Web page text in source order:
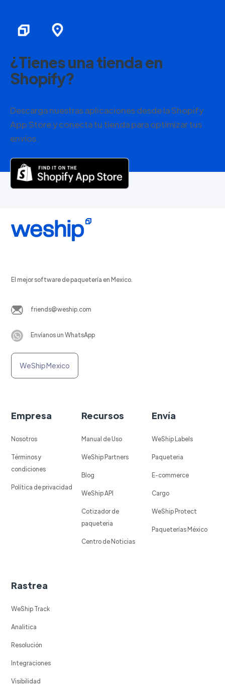
¿Tienes una tienda en
Shopify?
Descarga nuestras aplicaciones desde la Shopify
App Store y conecta tu tienda para optimizar tus
envíos.
El mejor software de paquetería en Mexico.
friends@weship.com
Envíanos un WhatsApp
WeShip Mexico
Empresa
Nosotros
Términos y
condiciones
Política de privacidad
Recursos
Manual de Uso
WeShip Partners
Blog
WeShip API
Cotizador de
paqueteria
Centro de Noticias
Envía
WeShip Labels
Paqueteria
E-commerce
Cargo
WeShip Protect
Paqueterías México
Rastrea
WeShip Track
Analitica
Resolución
Integraciones
Visibilidad